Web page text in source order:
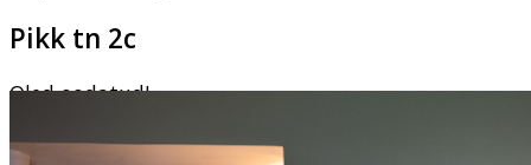
Pikk tn 2c
Oled oodatud!
‹ ›